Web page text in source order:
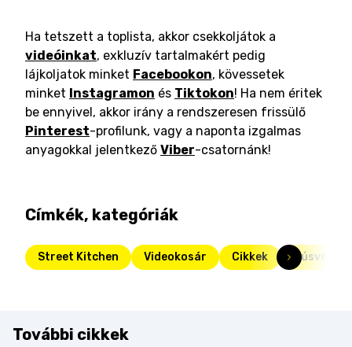
Ha tetszett a toplista, akkor csekkoljátok a
videóinkat, exkluzív tartalmakért pedig
lájkoljatok minket Facebookon, kövessetek
minket Instagramon és Tiktokon! Ha nem éritek
be ennyivel, akkor irány a rendszeresen frissülő
Pinterest-profilunk, vagy a naponta izgalmas
anyagokkal jelentkező Viber-csatornánk!
Címkék, kategóriák
Street Kitchen Videokosár Cikkek Húsvéti
További cikkek